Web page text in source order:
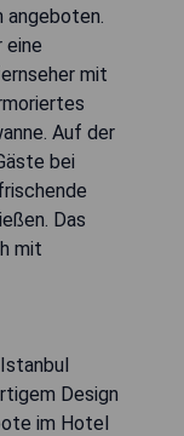
angeboten.
eine
mit
Auf der
bei
Das
mit
Design
im Hotel